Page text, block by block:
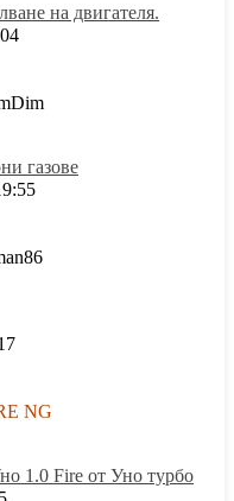
на двигателя.
газове
NG
1.0 Fire от Уно турбо